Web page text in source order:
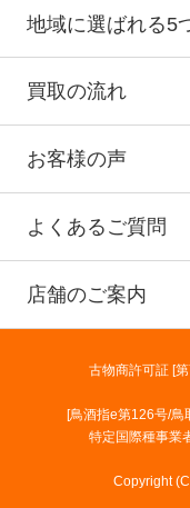
地域に選ばれる5
買取の流れ
お客様の声
よくあるご質問
店舗のご案内
古物商許可証 [
[鳥酒指e第126号/鳥
特定国際種事業
Copyright